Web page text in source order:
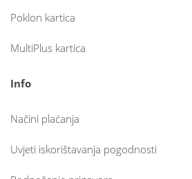
Poklon kartica
MultiPlus kartica
Info
Načini plaćanja
Uvjeti iskorištavanja pogodnosti